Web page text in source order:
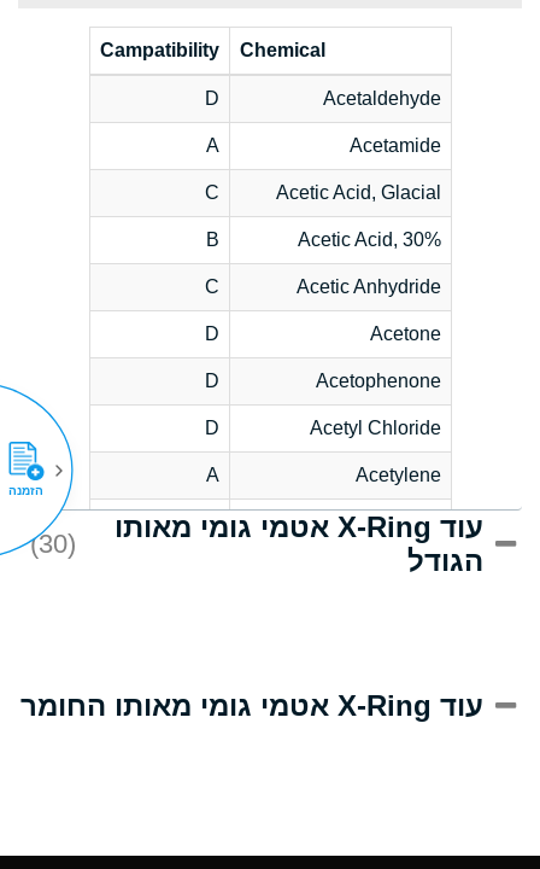
Chemical
Campatibility
Acetaldehyde
D
Acetamide
A
Acetic Acid, Glacial
C
Acetic Acid, 30%
B
Acetic Anhydride
C
Acetone
D
Acetophenone
D
Acetyl Chloride
D
Acetylene
A
Acrlylonitrile
D
Adipic Acid
(Aqueous)
עוד X-Ring אטמי גומי מאותו
הגודל
(30)
עוד X-Ring אטמי גומי מאותו החומר
הזמנה